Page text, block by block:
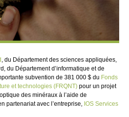
, du Département des sciences appliquées,
du Département d’informatique et de
subvention de 381 000 $ du Fonds
et technologies (FRQNT) pour un projet
des minéraux à l’aide de
partenariat avec l’entreprise, IOS Services